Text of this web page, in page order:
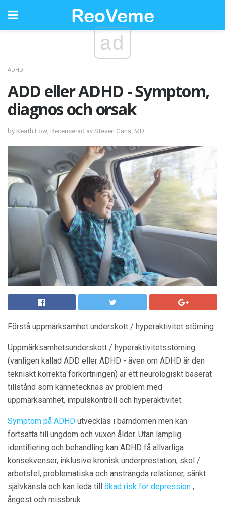
ad
ADHD
ADD eller ADHD - Symptom,
diagnos och orsak
by Keath Low; Recenserad av Steven Gans, MD
Förstå uppmärksamhet underskott / hyperaktivitet störning
Uppmärksamhetsunderskott / hyperaktivitetsstörning
(vanligen kallad ADD eller ADHD - även om ADHD är den
tekniskt korrekta förkortningen) är ett neurologiskt baserat
tillstånd som kännetecknas av problem med
uppmärksamhet, impulskontroll och hyperaktivitet.
Symptom på ADHD utvecklas i barndomen men kan
fortsätta till ungdom och vuxen ålder. Utan lämplig
identifiering och behandling kan ADHD få allvarliga
konsekvenser, inklusive kronisk underprestation, skol /
arbetsfel, problematiska och ansträngda relationer, sänkt
självkänsla och kan leda till ökad risk för depression ,
ångest och missbruk.